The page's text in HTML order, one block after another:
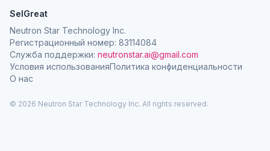
SelGreat
Neutron Star Technology Inc.
Регистрационный номер: 83114084
Служба поддержки: neutronstar.ai@gmail.com
Условия использованияПолитика конфиденциальности
О нас
© 2026 Neutron Star Technology Inc. All rights reserved.